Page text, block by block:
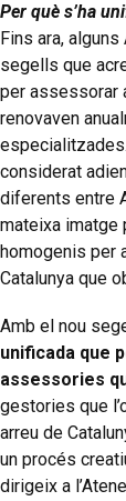
Per què s’ha
Fins ara,
segells que
per assessorar
renovaven
considerat
diferents entre
mateixa imatge
homogenis
Catalunya que
Amb el nou
unificada que
assessories
gestories que
arreu de
un procés
dirigeix a